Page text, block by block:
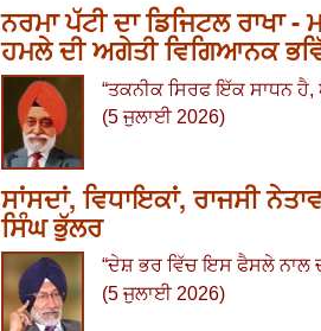
ਨਰਮਾ ਪੱਟੀ ਦਾ ਡਿਜਿਟਲ ਰਾਖਾ
ਹਮਲੇ ਦੀ ਅਗੇਤੀ ਵਿਗਿਆਨਕ
“ਤਕਨੀਕ ਸਿਰਫ ਇੱਕ ਸਾਧਨ ਹੈ,
(5 ਜੁਲਾਈ 2026)
ਸਾਂਸਦਾਂ, ਵਿਧਾਇਕਾਂ, ਰਾਜਸੀ
ਸਿੰਘ ਭੁੱਲਰ
“ਦੇਸ਼ ਭਰ ਵਿੱਚ ਇਸ ਫੈਸਲੇ ਨਾਲ
(5 ਜੁਲਾਈ 2026)